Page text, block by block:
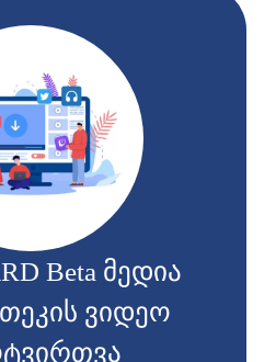
Beta მედია
ვიდეო